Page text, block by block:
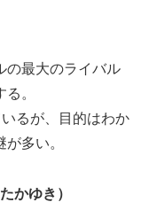
の最大のライバル
。
るが、目的はわか
多い。
かゆき）